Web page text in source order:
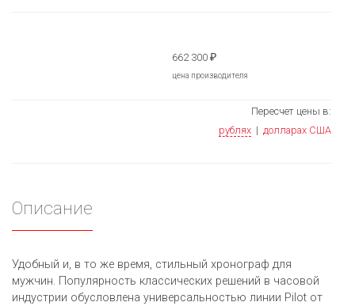
662 300 ₽
цена производителя
Пересчет цены в:
рублях | долларах США
Описание
Удобный и, в то же время, стильный хронограф для
мужчин. Популярность классических решений в часовой
индустрии обусловлена универсальностью линии Pilot от